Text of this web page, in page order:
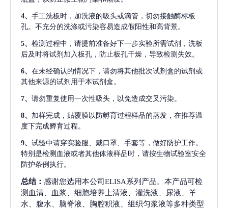
4、 手工洗板时，加洗液的吸头或滴管，切勿接触酶标板
孔。不充分的洗涤或污染容易造成假阳性和高背景。
5、 检测过程中，请提前准备好下一步实验所需试剂，洗板
后及时将试剂加入板孔，防止板孔干燥，导致检测失效。
6、 在未经确认的情况下，请勿将其他批次试剂盒的试剂或
其他来源的试剂用于本试剂盒。
7、 请勿重复使用一次性吸头，以免造成交叉污染。
8、 加样完成，贴覆膜以防孵育过程样品的蒸发，在推荐温
度下完成孵育过程。
9、 试验中请穿实验服、戴口罩、手套等，做好防护工作。
特别是检测血液或者其他体液样品时，请按生物试验室安全
防护条例执行。
总结： 感谢您选用本公司ELISA系列产品。本产品可检
测血清、血浆、细胞培养上清液、灌洗液、尿液、羊
水、腹水、脑脊液、胸腔积液、组织匀浆液等多种类型